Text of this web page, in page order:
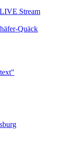
Stream
Quäck